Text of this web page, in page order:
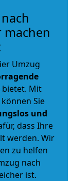
machen
Umzug
bietet. Mit
Sie
und
dass Ihre
werden. Wir
zu helfen
nach
ist.